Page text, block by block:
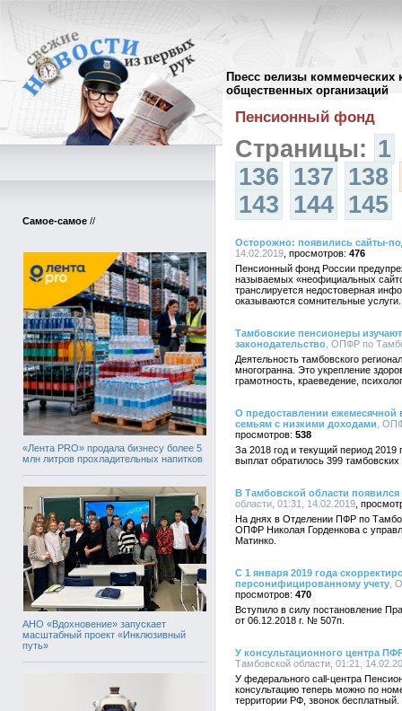
Пресс релизы коммерческих
общественных организаций
Самое-самое //
«Лента PRO» продала бизнесу более 5
млн литров прохладительных напитков
АНО «Вдохновение» запускает
масштабный проект «Инклюзивный
путь»
Архив пресс-релизов//
Пенсионный фонд
Страницы: 1
136 137 138
143 144 145
Осторожно: появились сайты-
14.02.2019
476
Пенсионный фонд России
называемых «неофициальных
транслируется недостоверная
оказываются сомнительные услуги.
Тамбовские пенсионеры
законодательство , ОПФР по
Деятельность тамбовского
многогранна. Это укрепление
грамотность, краеведение,
О предоставлении ежемесячной
семьям с низкими доходами ,
538
За 2018 год и текущий период
выплат обратилось 399
В Тамбовской области
области, 01:31, 14.02.2019
На днях в Отделении ПФР по
ОПФР Николая Горденкова с
Матинко.
С 1 января 2019 года
персонифицированному учету ,
470
Вступило в силу постановление
от 06.12.2018 г. № 507п.
У консультационного центра
Тамбовской области, 01:21,
У федерального call-центра
консультацию теперь можно по
территории РФ, звонок бесплатный.